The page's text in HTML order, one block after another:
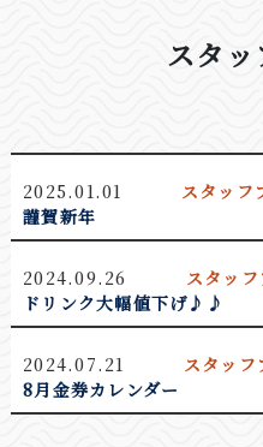
敦賀店では今月の閉店に
持ちを込めまして
「ありがとうキャンペ
皆様、長い間「ももぞ
り誠にありがとうござい
スタ
2025.01.01
スタッフ
謹賀新年
2024.09.26
スタッ
ドリンク大幅値下げ♪♪
2024.07.21
スタッフ
8月金券カレンダー